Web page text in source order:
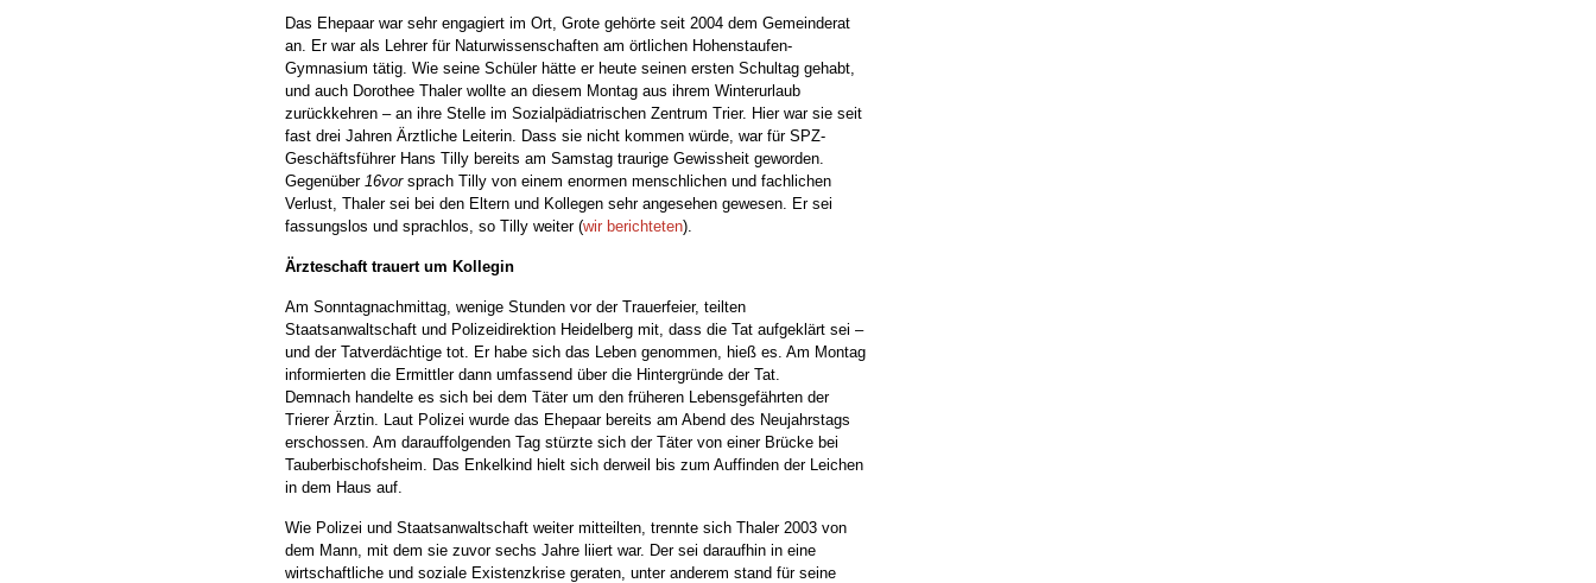
Das Ehepaar war sehr engagiert im Ort, Grote gehörte seit 2004 dem Gemeinderat
an. Er war als Lehrer für Naturwissenschaften am örtlichen Hohenstaufen-
Gymnasium tätig. Wie seine Schüler hätte er heute seinen ersten Schultag gehabt,
und auch Dorothee Thaler wollte an diesem Montag aus ihrem Winterurlaub
zurückkehren – an ihre Stelle im Sozialpädiatrischen Zentrum Trier. Hier war sie seit
fast drei Jahren Ärztliche Leiterin. Dass sie nicht kommen würde, war für SPZ-
Geschäftsführer Hans Tilly bereits am Samstag traurige Gewissheit geworden.
Gegenüber 16vorsprach Tilly von einem enormen menschlichen und fachlichen
Verlust, Thaler sei bei den Eltern und Kollegen sehr angesehen gewesen. Er sei
fassungslos und sprachlos, so Tilly weiter (wir berichteten).
Ärzteschaft trauert um Kollegin
Am Sonntagnachmittag, wenige Stunden vor der Trauerfeier, teilten
Staatsanwaltschaft und Polizeidirektion Heidelberg mit, dass die Tat aufgeklärt sei –
und der Tatverdächtige tot. Er habe sich das Leben genommen, hieß es. Am Montag
informierten die Ermittler dann umfassend über die Hintergründe der Tat.
Demnach handelte es sich bei dem Täter um den früheren Lebensgefährten der
Trierer Ärztin. Laut Polizei wurde das Ehepaar bereits am Abend des Neujahrstags
erschossen. Am darauffolgenden Tag stürzte sich der Täter von einer Brücke bei
Tauberbischofsheim. Das Enkelkind hielt sich derweil bis zum Auffinden der Leichen
in dem Haus auf.
Wie Polizei und Staatsanwaltschaft weiter mitteilten, trennte sich Thaler 2003 von
dem Mann, mit dem sie zuvor sechs Jahre liiert war. Der sei daraufhin in eine
wirtschaftliche und soziale Existenzkrise geraten, unter anderem stand für seine